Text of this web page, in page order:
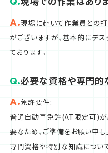
現場に赴いて作業員との
がございますが、基本的にデ
ております。
必要な資格や専門的
免許要件:
普通自動車免許(AT限定可)が
要なため、ご準備をお願い申し
専門資格や特別な知識につい